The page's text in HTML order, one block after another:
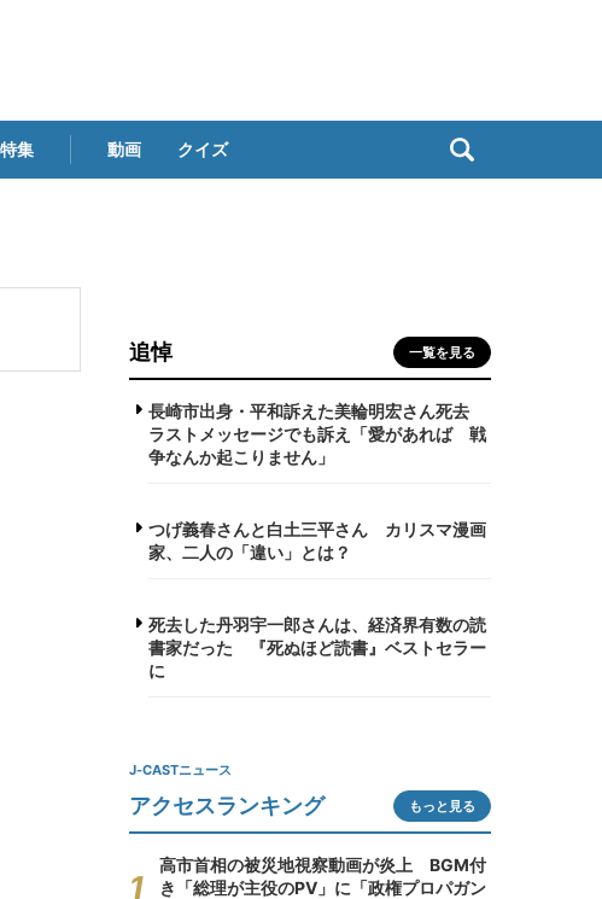
集 動画 クイズ
追悼 一覧を見る
長崎市出身・平和訴えた美輪明宏さん死去
ラストメッセージでも訴え「愛があれば 戦
争なんか起こりません」
つげ義春さんと白土三平さん カリスマ漫画
家、二人の「違い」とは？
死去した丹羽宇一郎さんは、経済界有数の読
書家だった 『死ぬほど読書』ベストセラー
に
J-CASTニュース
アクセスランキング もっと見る
高市首相の被災地視察動画が炎上 BGM付
き「総理が主役のPV」に「政権プロパガン